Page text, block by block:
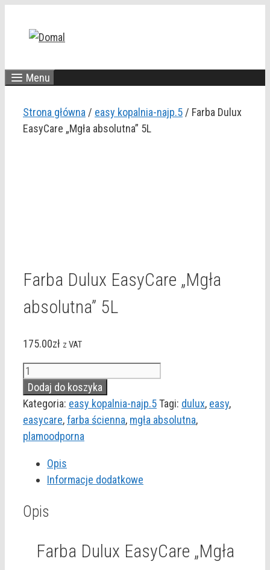
Menu
Strona główna / easy kopalnia-najp.5 / Farba Dulux
EasyCare „Mgła absolutna” 5L
Farba Dulux EasyCare „Mgła
absolutna” 5L
175.00zł z VAT
ilość
Farba
Dulux
EasyCare
"Mgła
Dodaj do koszyka
Kategoria: easy kopalnia-najp.5Tagi: dulux, easy,
easycare,farba ścienna, mgła absolutna,
plamoodporna
Opis
Informacje dodatkowe
Opis
Farba Dulux EasyCare „Mgła